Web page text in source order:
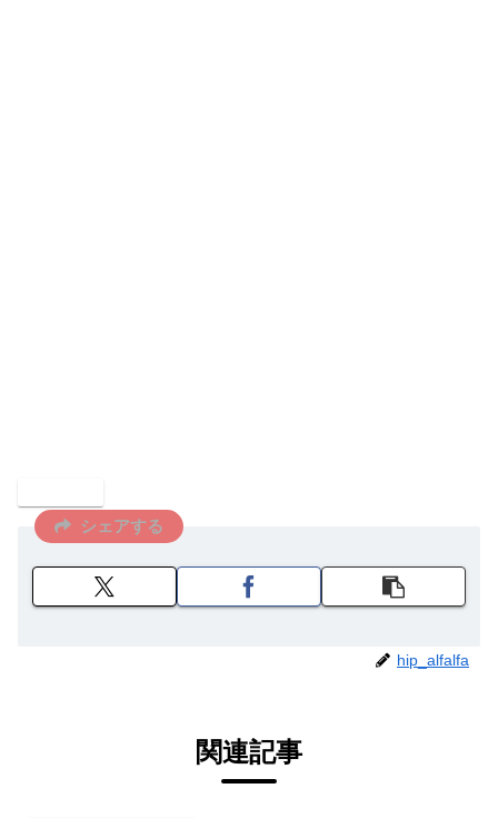
シェアする
hip_alfalfa
関連記事